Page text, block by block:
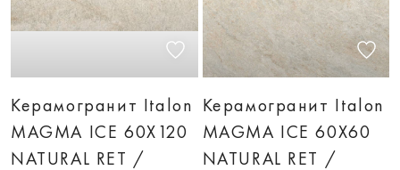
Керамогранит Italon
MAGMA ICE 60X120
NATURAL RET /
Керамогранит Italon
MAGMA ICE 60X60
NATURAL RET /